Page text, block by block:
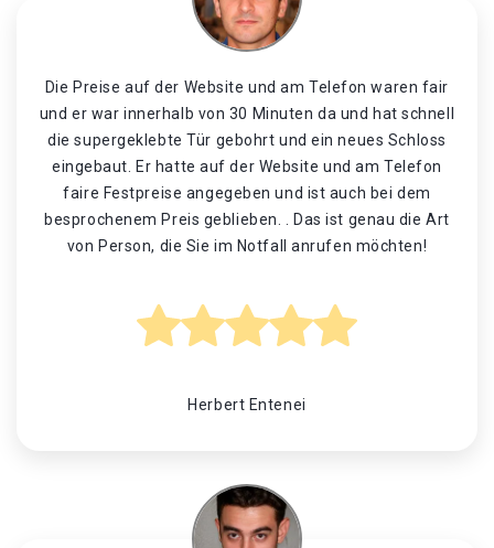
Die Preise auf der Website und am Telefon waren fair
und er war innerhalb von 30 Minuten da und hat schnell
die supergeklebte Tür gebohrt und ein neues Schloss
eingebaut. Er hatte auf der Website und am Telefon
faire Festpreise angegeben und ist auch bei dem
besprochenem Preis geblieben. . Das ist genau die Art
von Person, die Sie im Notfall anrufen möchten!
Herbert Entenei